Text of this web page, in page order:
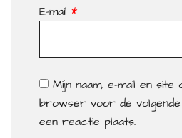
E-mail *
Mijn naam, e-mail en site
browser voor de
een reactie plaats.